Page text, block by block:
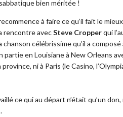
bien méritée !
à faire ce qu’il fait le
rencontre avecSteve Cropperqui
chanson célébrissime qu’il a composé
en Louisiane à New Orleans
ni à Paris (le Casino,
ce qui au départ n’était qu’un